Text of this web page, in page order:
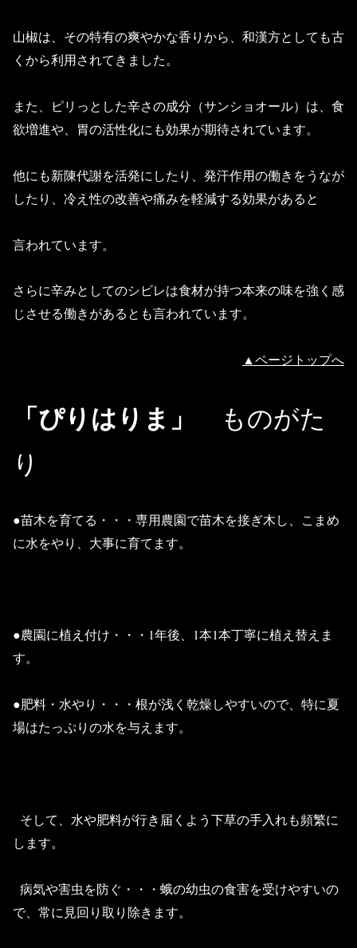
山椒は、その特有の爽やかな香りから、和漢方としても古
くから利用されてきました。
また、ピリっとした辛さの成分（サンショオール）は、食
欲増進や、胃の活性化にも効果が期待されています。
他にも新陳代謝を活発にしたり、発汗作用の働きをうなが
したり、冷え性の改善や痛みを軽減する効果があると
言われています。
さらに辛みとしてのシビレは食材が持つ本来の味を強く感
じさせる働きがあるとも言われています。
▲ページトップへ
「ぴりはりま」
ものがた
り
●苗木を育てる・・・専用農園で苗木を接ぎ木し、こまめ
に水をやり、大事に育てます。
●農園に植え付け・・・1年後、1本1本丁寧に植え替えま
す。
●肥料・水やり・・・根が浅く乾燥しやすいので、特に夏
場はたっぷりの水を与えます。
そして、水や肥料が行き届くよう下草の手入れも頻繁に
します。
病気や害虫を防ぐ・・・蛾の幼虫の食害を受けやすいの
で、常に見回り取り除きます。